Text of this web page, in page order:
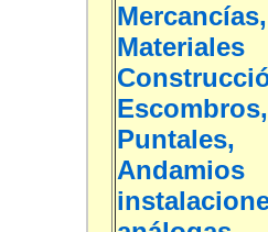
Mercancías,